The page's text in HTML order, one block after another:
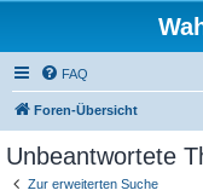
FAQ
Foren-Übersicht
Unbeantwortete
Zur erweiterten Suche